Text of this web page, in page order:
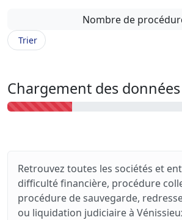
Nombre de
Trier
Chargement des
Retrouvez toutes les sociétés et
difficulté financière, procédure
procédure de sauvegarde,
ou liquidation judiciaire à